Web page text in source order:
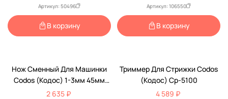
Артикул: 50496
В корзину
Артикул: 106550
В корзину
Нож Сменный Для Машинки
Codos (Кодос) 1-3мм 45мм
CP-9600/9580
2 635 ₽
Триммер Для Стрижки Codos
(Кодос) Ср-5100
4 589 ₽